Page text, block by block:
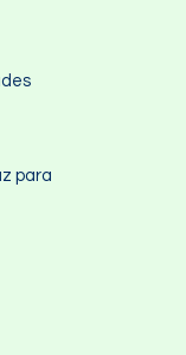
para